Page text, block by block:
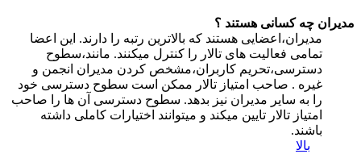
مدیران چه کسانی هستند ؟
مدیران،اعضایی هستند که بالاترین رتبه را دارند. این اعضا
تمامی فعالیت های تالار را کنترل میکنند. مانند،سطوح
دسترسی،تحریم کاربران،مشخص کردن مدیران انجمن و
غیره . صاحب امتیاز تالار ممکن است سطوح دسترسی خود
را به سایر مدیران نیز بدهد. سطوح دسترسی آن ها را صاحب
امتیاز تالار تایین میکند و میتوانند اختیارات کاملی داشته
باشند.
بالا